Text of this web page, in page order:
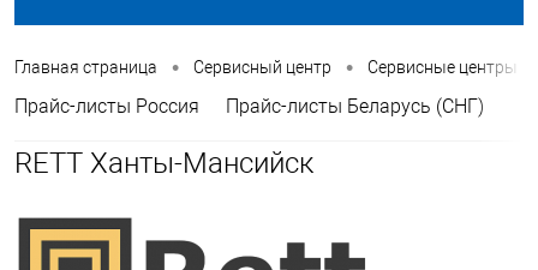
Главная страница • Сервисный центр • Сервисные центры
Прайс-листы Россия Прайс-листы Беларусь (СНГ)
RETT Ханты-Мансийск